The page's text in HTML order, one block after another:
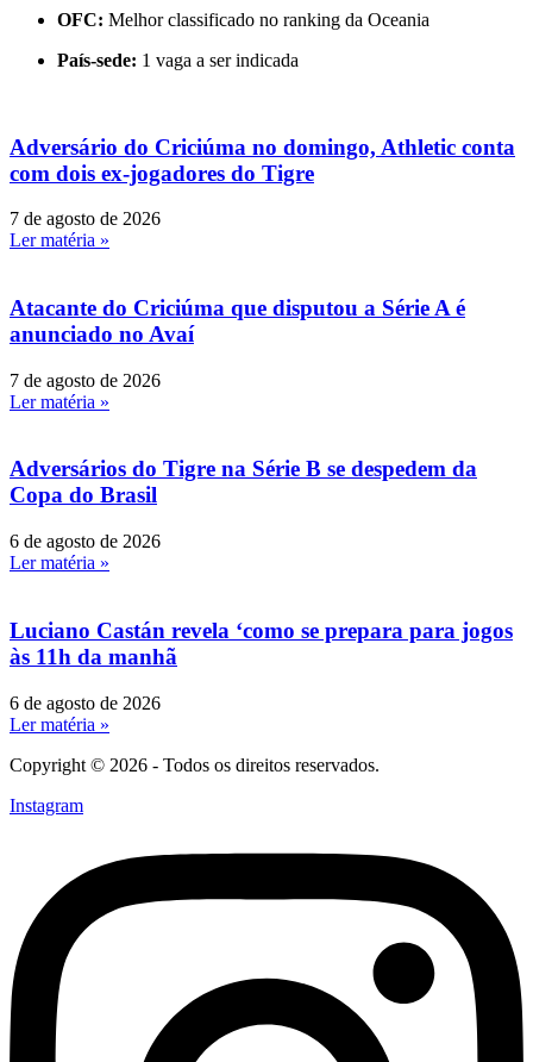
OFC: Melhor classificado no ranking da Oceania
País-sede: 1 vaga a ser indicada
Adversário do Criciúma no domingo, Athletic conta
com dois ex-jogadores do Tigre
7 de agosto de 2026
Ler matéria »
Atacante do Criciúma que disputou a Série A é
anunciado no Avaí
7 de agosto de 2026
Ler matéria »
Adversários do Tigre na Série B se despedem da
Copa do Brasil
6 de agosto de 2026
Ler matéria »
Luciano Castán revela ‘como se prepara para jogos
às 11h da manhã
6 de agosto de 2026
Ler matéria »
Copyright © 2026 - Todos os direitos reservados.
Instagram